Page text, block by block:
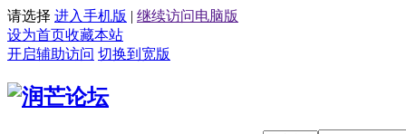
请选择 进入手机版 | 继续访问电脑版
设为首页收藏本站
开启辅助访问 切换到宽版